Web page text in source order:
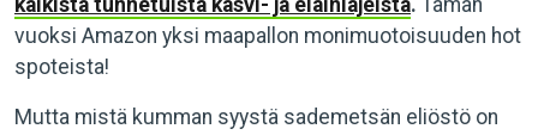
kaikista tunnetuista kasvi- ja eläinlajeista. Tämän
vuoksi Amazon yksi maapallon monimuotoisuuden hot
spoteista!
Mutta mistä kumman syystä sademetsän eliöstö on